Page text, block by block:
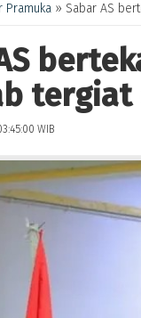
Pramuka » Sabar AS
WIB